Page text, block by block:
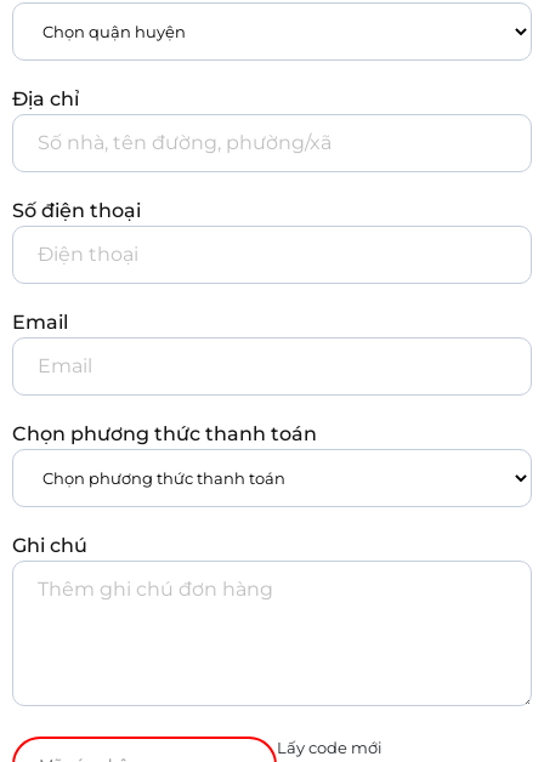
Địa chỉ
Số điện thoại
Email
Chọn phương thức thanh toán
Ghi chú
Lấy code mới